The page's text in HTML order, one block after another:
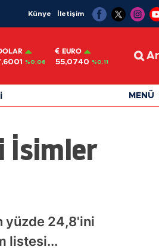
Künye İletişim
%0.06
EURO
55,0740 %0.11
MENÜ
İsimler
yüzde 24,8'ini
listesi...